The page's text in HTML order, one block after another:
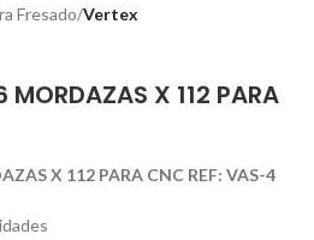
Fresado Vertex
MORDAZAS X 112 PARA
X 112 PARA CNC REF: VAS-4